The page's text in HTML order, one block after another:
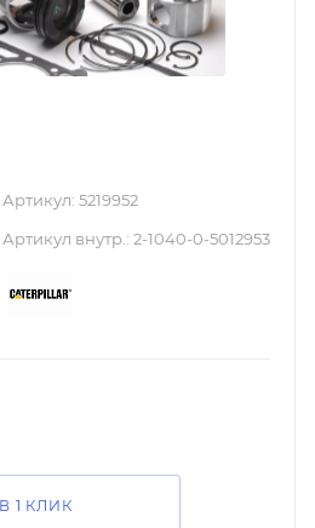
Артикул: 5219952
Артикул внутр.: 2-1040-0-5012953
1 КЛИК